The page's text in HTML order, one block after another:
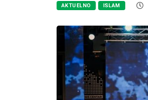
AKTUELNO ISLAM